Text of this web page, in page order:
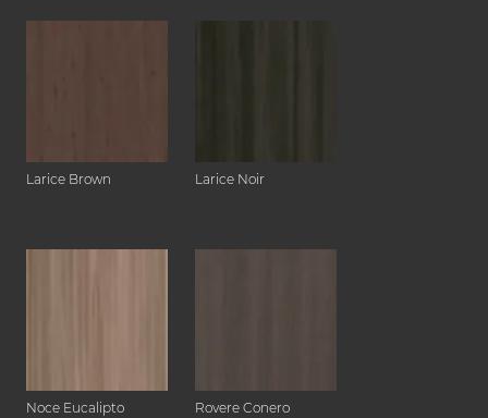
Larice Brown Larice Noir
Noce Eucalipto Rovere Conero